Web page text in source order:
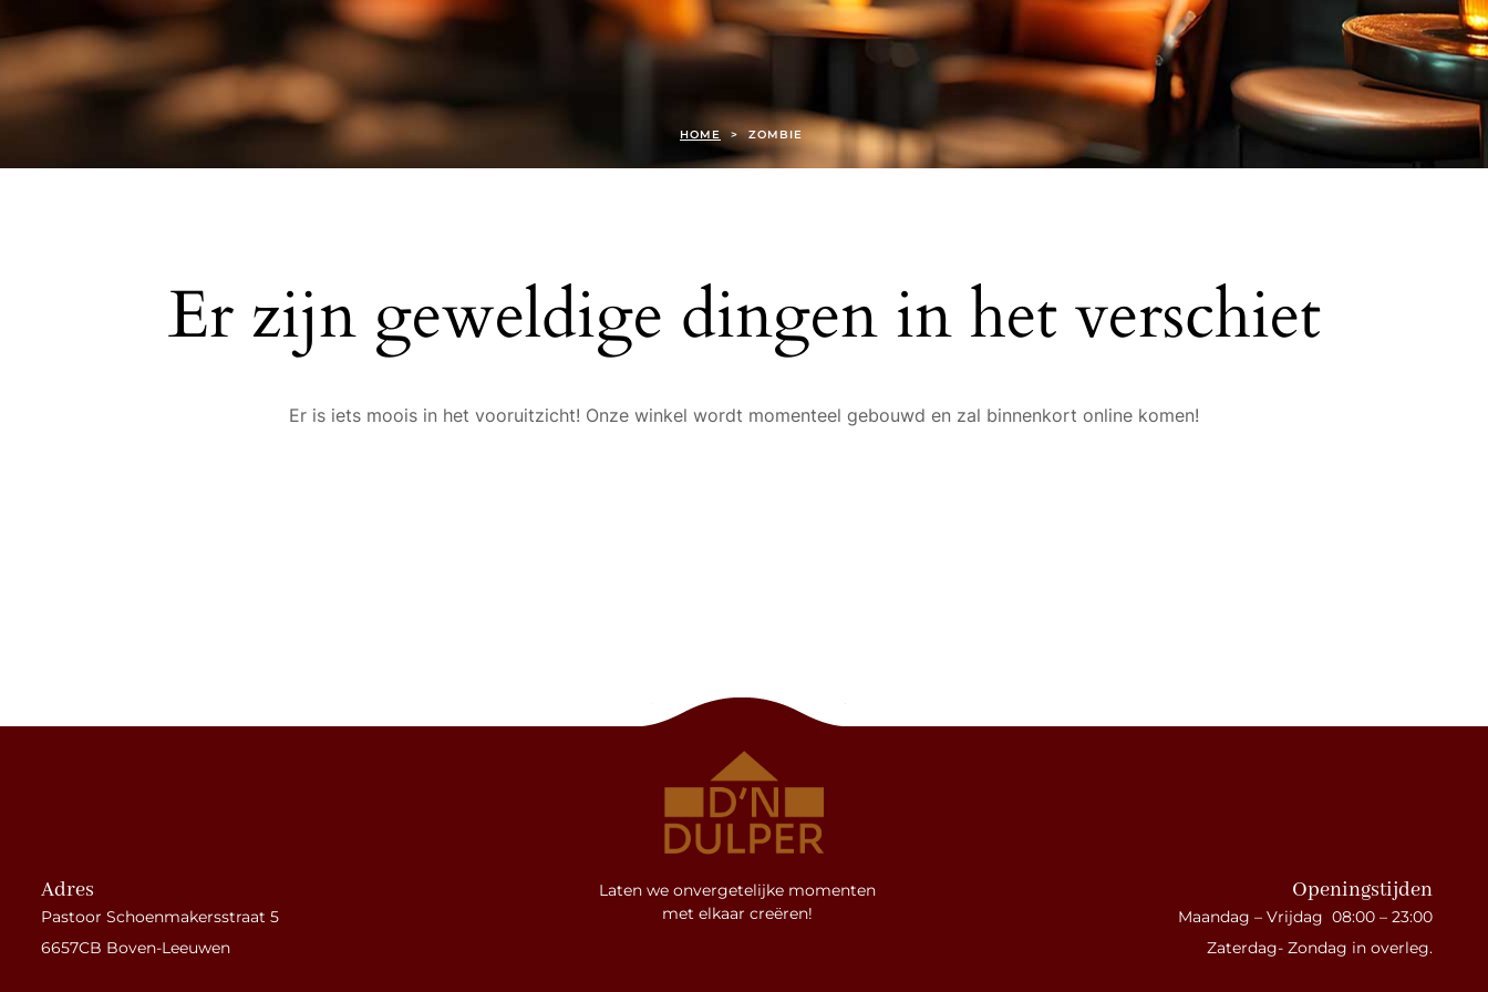
HOME > ZOMBIE
Er zijn geweldige dingen in het verschiet
Er is iets moois in het vooruitzicht! Onze winkel wordt momenteel gebouwd en zal binnenkort online komen!
Adres
Pastoor Schoenmakersstraat 5
6657CB Boven-Leeuwen
Laten we onvergetelijke momenten
met elkaar creëren!
Openingstijden
Maandag – Vrijdag 08:00 – 23:00
Zaterdag- Zondag in overleg.